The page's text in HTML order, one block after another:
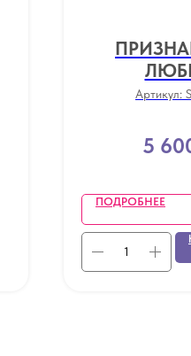
Артикул:
5
ПОДРОБНЕЕ